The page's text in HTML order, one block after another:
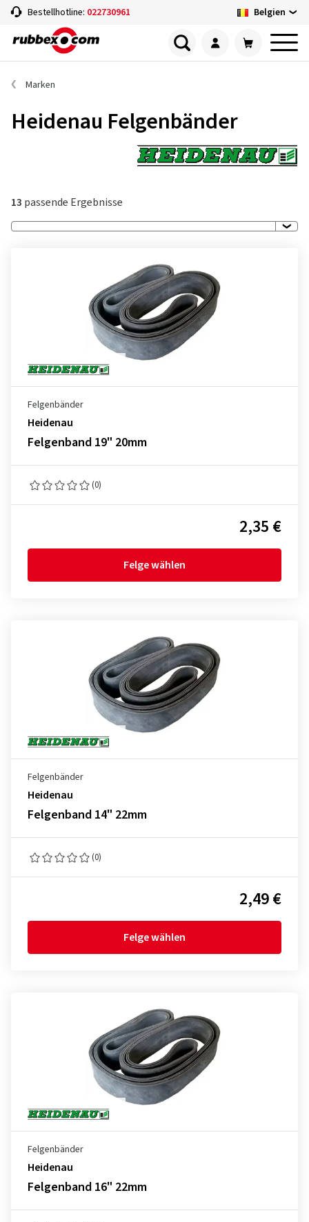
Bestellhotline: 022730961 Belgien
Marken
Heidenau Felgenbänder
13 passende Ergebnisse
Felgenbänder
Heidenau
Felgenband 19" 20mm
(0)
2,35 €
Felge wählen
Felgenbänder
Heidenau
Felgenband 14" 22mm
(0)
2,49 €
Felge wählen
Felgenbänder
Heidenau
Felgenband 16" 22mm